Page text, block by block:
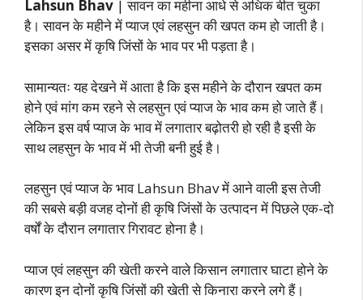
Lahsun Bhav | सावन का महीना आधे से अधिक बीत चुका
है। सावन के महीने में प्याज एवं लहसुन की खपत कम हो जाती है।
इसका असर में कृषि जिंसों के भाव पर भी पड़ता है।
सामान्यतः यह देखने में आता है कि इस महीने के दौरान खपत कम
होने एवं मांग कम रहने से लहसुन एवं प्याज के भाव कम हो जाते हैं।
लेकिन इस वर्ष प्याज के भाव में लगातार बढ़ोतरी हो रही है इसी के
साथ लहसुन के भाव में भी तेजी बनी हुई है।
लहसुन एवं प्याज के भाव Lahsun Bhav में आने वाली इस तेजी
की सबसे बड़ी वजह दोनों ही कृषि जिंसों के उत्पादन में पिछले एक-दो
वर्षों के दौरान लगातार गिरावट होना है।
प्याज एवं लहसुन की खेती करने वाले किसान लगातार घाटा होने के
कारण इन दोनों कृषि जिंसों की खेती से किनारा करने लगे हैं।